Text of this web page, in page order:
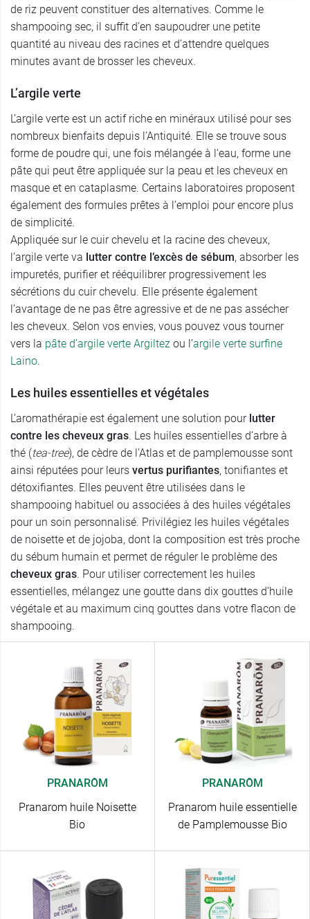
de riz peuvent constituer des alternatives. Comme le
shampooing sec, il suffit d’en saupoudrer une petite
quantité au niveau des racines et d’attendre quelques
minutes avant de brosser les cheveux.
L’argile verte
L’argile verte est un actif riche en minéraux utilisé pour ses
nombreux bienfaits depuis l’Antiquité. Elle se trouve sous
forme de poudre qui, une fois mélangée à l’eau, forme une
pâte qui peut être appliquée sur la peau et les cheveux en
masque et en cataplasme. Certains laboratoires proposent
également des formules prêtes à l’emploi pour encore plus
de simplicité.
Appliquée sur le cuir chevelu et la racine des cheveux,
l’argile verte va lutter contre l’excès de sébum, absorber les
impuretés, purifier et rééquilibrer progressivement les
sécrétions du cuir chevelu. Elle présente également
l’avantage de ne pas être agressive et de ne pas assécher
les cheveux. Selon vos envies, vous pouvez vous tourner
vers la pâte d’argile verte Argiltez ou l’argile verte surfine
Laino.
Les huiles essentielles et végétales
L’aromathérapie est également une solution pour lutter
contre les cheveux gras. Les huiles essentielles d’arbre à
thé (tea-tree), de cèdre de l’Atlas et de pamplemousse sont
ainsi réputées pour leurs vertus purifiantes, tonifiantes et
détoxifiantes. Elles peuvent être utilisées dans le
shampooing habituel ou associées à des huiles végétales
pour un soin personnalisé. Privilégiez les huiles végétales
de noisette et de jojoba, dont la composition est très proche
du sébum humain et permet de réguler le problème des
cheveux gras. Pour utiliser correctement les huiles
essentielles, mélangez une goutte dans dix gouttes d’huile
végétale et au maximum cinq gouttes dans votre flacon de
shampooing.
PRANARÔM
Pranarom huile Noisette
Bio
PRANARÔM
Pranarom huile essentielle
de Pamplemousse Bio